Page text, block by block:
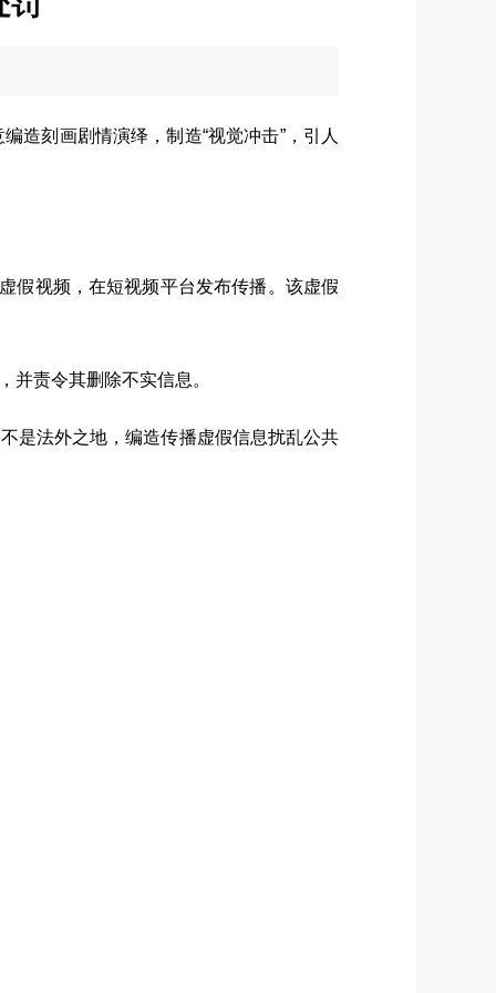
刻画剧情演绎，制造“视觉冲击”，引人
视频，在短视频平台发布传播。该虚假
责令其删除不实信息。
法外之地，编造传播虚假信息扰乱公共